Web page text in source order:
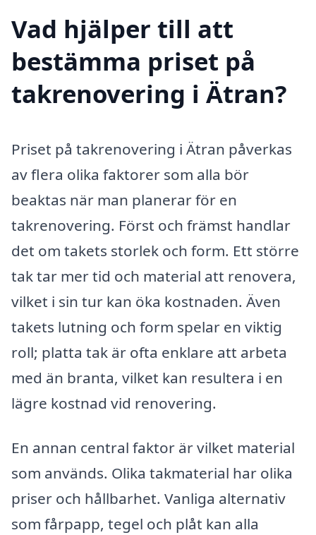
Vad hjälper till att
bestämma priset på
takrenovering i Ätran?
Priset på takrenovering i Ätran påverkas
av flera olika faktorer som alla bör
beaktas när man planerar för en
takrenovering. Först och främst handlar
det om takets storlek och form. Ett större
tak tar mer tid och material att renovera,
vilket i sin tur kan öka kostnaden. Även
takets lutning och form spelar en viktig
roll; platta tak är ofta enklare att arbeta
med än branta, vilket kan resultera i en
lägre kostnad vid renovering.
En annan central faktor är vilket material
som används. Olika takmaterial har olika
priser och hållbarhet. Vanliga alternativ
som fårpapp, tegel och plåt kan alla